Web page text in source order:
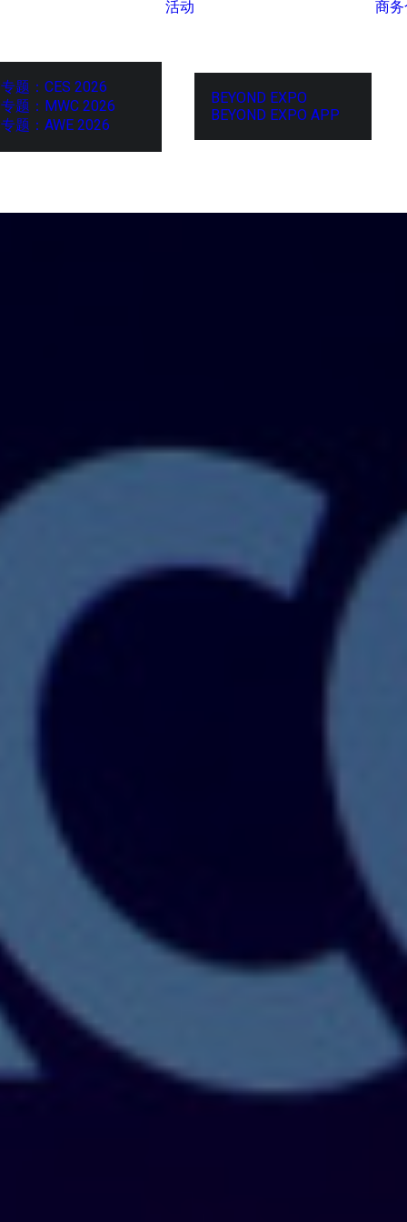
专题：CES 2026
专题：MWC 2026
专题：AWE 2026
活动
BEYOND EXPO
BEYOND EXPO APP
商